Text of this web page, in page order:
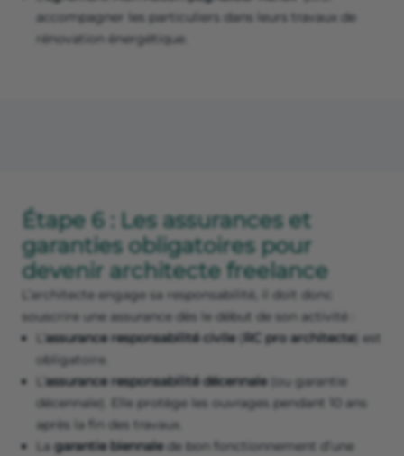
accompagner les particuliers dans leurs travaux de
rénovation énergétique.
Étape 6 : Les assurances et
garanties obligatoires pour
devenir architecte freelance
L’architecte engage sa responsabilité, il doit donc
souscrire une assurance dès le début de son activité :
assurance responsabilité civile RC pro architecte) est
obligatoire.
assurance responsabilité décennale(ou garantie
décennale). Elle protège les ouvrages pendant 10 ans
après la fin des travaux.
La garantie biennale de bon fonctionnement d’une